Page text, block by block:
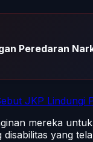
Peredaran
JKP Lindungi
mereka
yang